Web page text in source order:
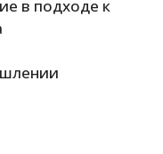
в подходе к